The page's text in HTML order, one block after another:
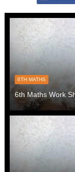
6TH MATHS
6th Maths Work